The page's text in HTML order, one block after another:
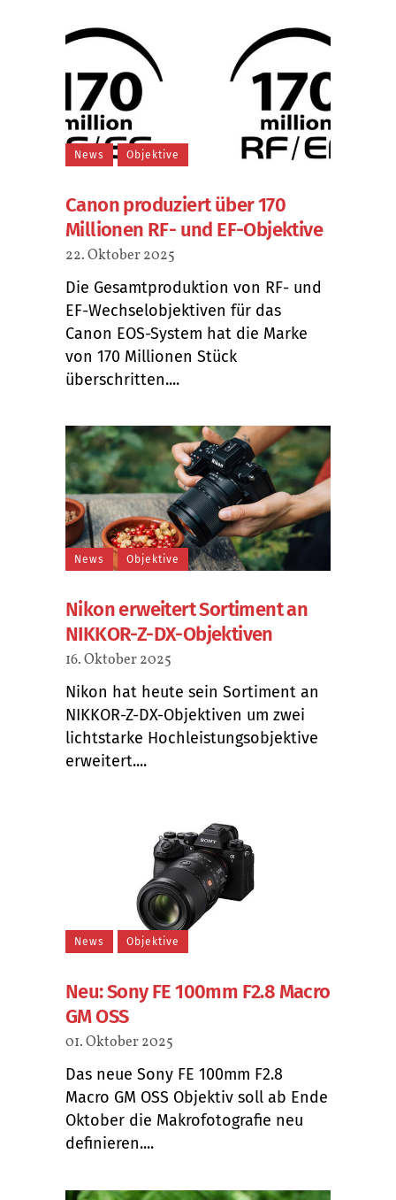
News Objektive
Canon produziert über 170
Millionen RF- und EF-Objektive
22. Oktober 2025
Die Gesamtproduktion von RF- und
EF-Wechselobjektiven für das
Canon EOS-System hat die Marke
von 170 Millionen Stück
überschritten....
News Objektive
Nikon erweitert Sortiment an
NIKKOR-Z-DX-Objektiven
16. Oktober 2025
Nikon hat heute sein Sortiment an
NIKKOR-Z-DX-Objektiven um zwei
lichtstarke Hochleistungsobjektive
erweitert....
News Objektive
Neu: Sony FE 100mm F2.8 Macro
GM OSS
01. Oktober 2025
Das neue Sony FE 100mm F2.8
Macro GM OSS Objektiv soll ab Ende
Oktober die Makrofotografie neu
definieren....